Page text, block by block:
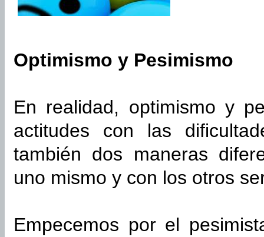
Optimismo y Pesimismo
En realidad, optimismo y
actitudes con las
también dos maneras
uno mismo y con los otros
Empecemos por el